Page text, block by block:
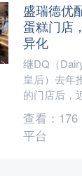
盛瑞德优
蛋糕门店
异化
继DQ（
皇后）去年
的门店后，
手工定制蛋
元化需求，
查看： 176
平台